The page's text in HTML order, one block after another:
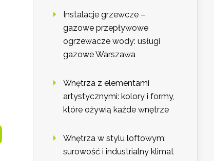
Instalacje grzewcze –
gazowe przepływowe
ogrzewacze wody: usługi
gazowe Warszawa
Wnętrza z elementami
artystycznymi: kolory i formy,
które ożywią każde wnętrze
Wnętrza w stylu loftowym:
surowość i industrialny klimat